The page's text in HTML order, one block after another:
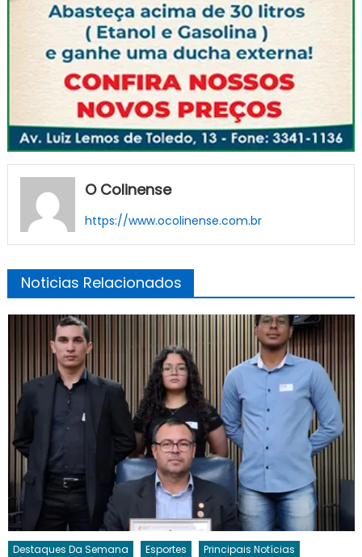
O Colinense
https://www.ocolinense.com.br
Noticias Relacionados
Destaques Da Semana Esportes Principais Notícias